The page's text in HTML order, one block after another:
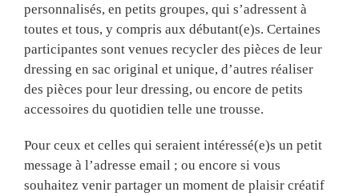
personnalisés, en petits groupes, qui s’adressent à
toutes et tous, y compris aux débutant(e)s. Certaines
participantes sont venues recycler des pièces de leur
dressing en sac original et unique, d’autres réaliser
des pièces pour leur dressing, ou encore de petits
accessoires du quotidien telle une trousse.
Pour ceux et celles qui seraient intéressé(e)s un petit
message à l’adresse email ; ou encore si vous
souhaitez venir partager un moment de plaisir créatif